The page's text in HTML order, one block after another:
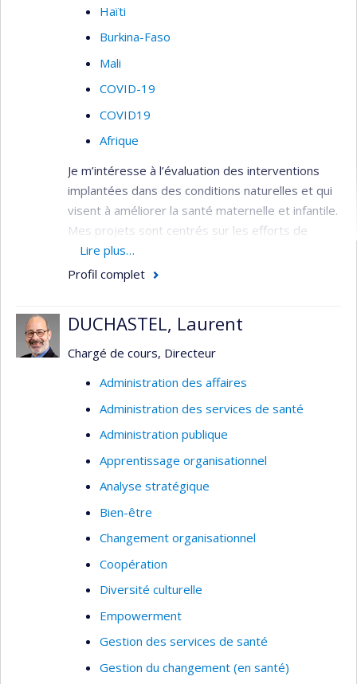
Haïti
Burkina-Faso
Mali
COVID-19
COVID19
Afrique
Je m’intéresse à l’évaluation des interventions
implantées dans des conditions naturelles et qui
visent à améliorer la santé maternelle et infantile.
Mes projets sont centrés sur les efforts de
contrôle et d'élimination du paludisme (malaria),
ainsi que sur les politiques pour améliorer la
Lire plus…
Profil complet
DUCHASTEL, Laurent
Chargé de cours, Directeur
Administration des affaires
Administration des services de santé
Administration publique
Apprentissage organisationnel
Analyse stratégique
Bien-être
Changement organisationnel
Coopération
Diversité culturelle
Empowerment
Gestion des services de santé
Gestion du changement (en santé)